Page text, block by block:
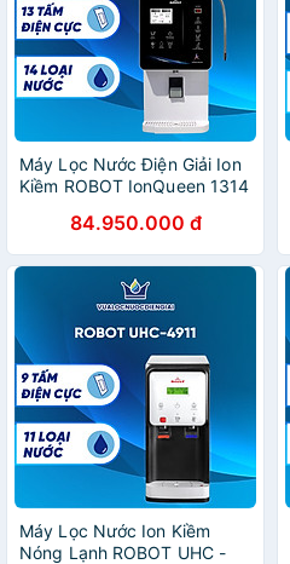
Máy Lọc Nước Điện Giải Ion
Kiềm ROBOT IonQueen 1314
Hàng Chính Hãng
84.950.000 đ
Máy Lọc Nước Ion Kiềm
Nóng Lạnh ROBOT UHC -